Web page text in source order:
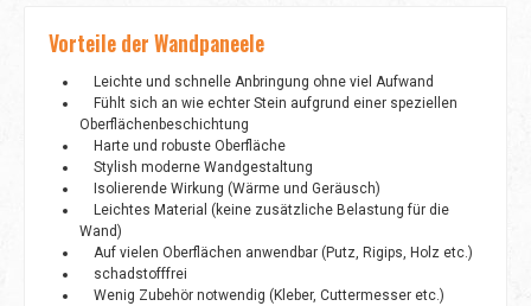
Vorteile der Wandpaneele
Leichte und schnelle Anbringung ohne viel Aufwand
Fühlt sich an wie echter Stein aufgrund einer speziellen
Oberflächenbeschichtung
Harte und robuste Oberfläche
Stylish moderne Wandgestaltung
Isolierende Wirkung (Wärme und Geräusch)
Leichtes Material (keine zusätzliche Belastung für die
Wand)
Auf vielen Oberflächen anwendbar (Putz, Rigips, Holz etc.)
schadstofffrei
Wenig Zubehör notwendig (Kleber, Cuttermesser etc.)